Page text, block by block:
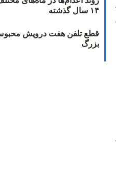
۱۴ سال گذشته
قطع تلفن هفت درویش
بزرگ